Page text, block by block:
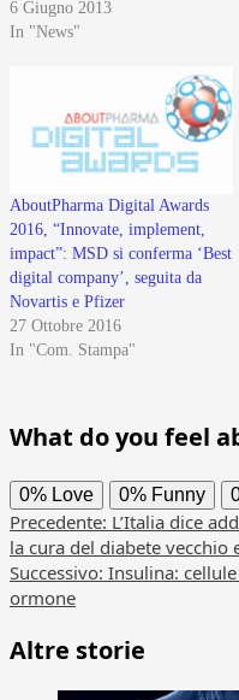
6 Giugno 2013
In "News"
AboutPharma Digital Awards
2016, “Innovate, implement,
impact”: MSD si conferma ‘Best
digital company’, seguita da
Novartis e Pfizer
27 Ottobre 2016
In "Com. Stampa"
What do you feel
0% Love 0% Funny
Navigazione
articolo
Precedente: L’Italia dice
la cura del diabete
Successivo: Insulina:
ormone
Altre storie